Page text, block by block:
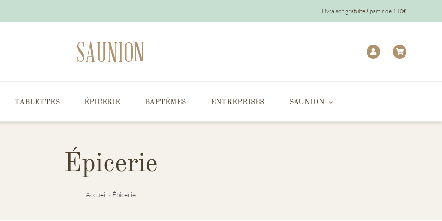
Livraison gratuite à partir de 110€
TABLETTES ÉPICERIE BAPTÊMES ENTREPRISES SAUNION
Épicerie
Accueil » Épicerie